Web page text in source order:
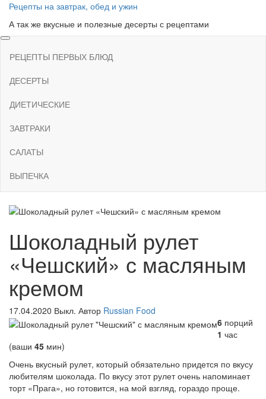
Skip
the
content
Рецепты на завтрак, обед и ужин
А так же вкусные и полезные десерты с рецептами
РЕЦЕПТЫ ПЕРВЫХ БЛЮД
ДЕСЕРТЫ
ДИЕТИЧЕСКИЕ
ЗАВТРАКИ
САЛАТЫ
ВЫПЕЧКА
Шоколадный рулет
«Чешский» с масляным
кремом
17.04.2020 Выкл. Автор Russian Food
6 порций
1 час
(ваши 45 мин)
Очень вкусный рулет, который обязательно придется по вкусу
любителям шоколада. По вкусу этот рулет очень напоминает
торт «Прага», но готовится, на мой взгляд, гораздо проще.